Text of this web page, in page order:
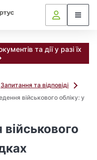
та дії у разі їх
Запитання та відповіді
військового обліку: у